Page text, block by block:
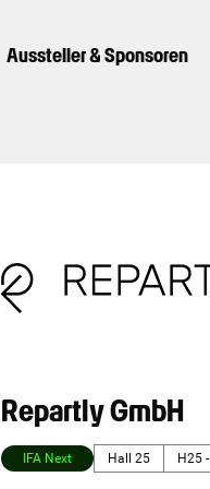
Aussteller & Sponsoren
Repartly GmbH
IFA Next Hall 25 H25